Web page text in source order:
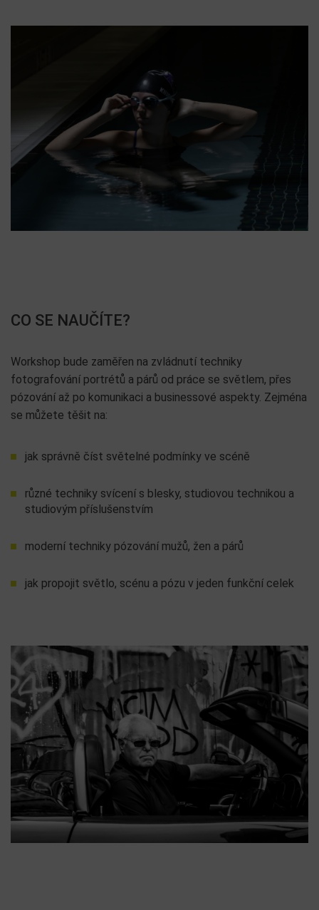
CO SE NAUČÍTE?
Workshop bude zaměřen na zvládnutí techniky
fotografování portrétů a párů od práce se světlem, přes
pózování až po komunikaci a businessové aspekty. Zejména
se můžete těšit na:
jak správně číst světelné podmínky ve scéně
různé techniky svícení s blesky, studiovou technikou a
studiovým příslušenstvím
moderní techniky pózování mužů, žen a párů
jak propojit světlo, scénu a pózu v jeden funkční celek